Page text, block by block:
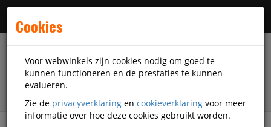
Cookies
Voor webwinkels zijn cookies nodig om goed te
kunnen functioneren en de prestaties te kunnen
evalueren.
Zie de privacyverklaring en cookieverklaring voor meer
informatie over hoe deze cookies gebruikt worden.